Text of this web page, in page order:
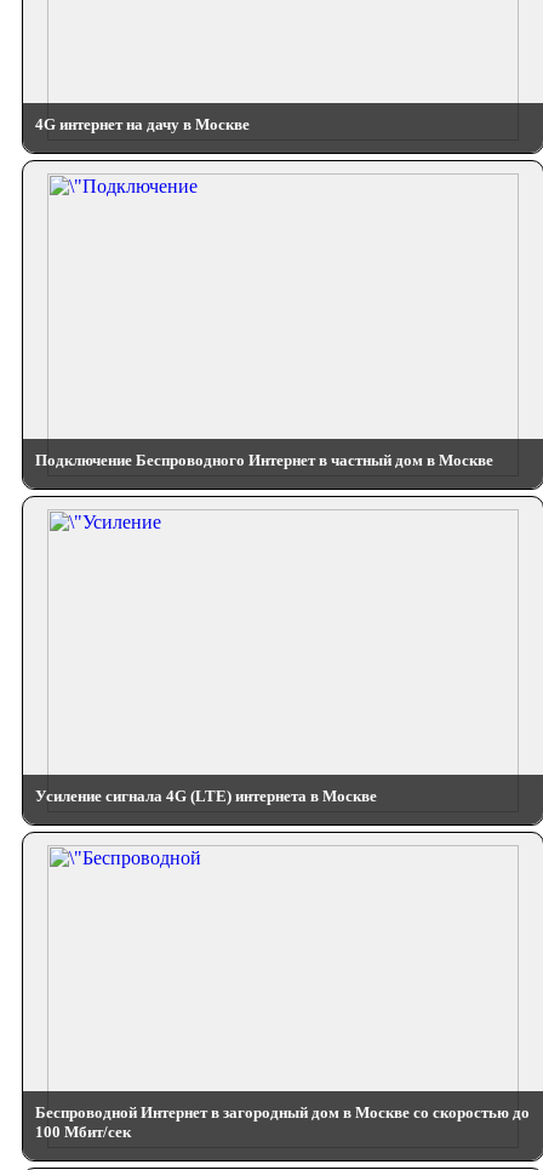
4G интернет на дачу в Москве
Подключение Беспроводного Интернет в частный дом в Москве
Усиление сигнала 4G (LTE) интернета в Москве
Беспроводной Интернет в загородный дом в Москве со скоростью до
100 Мбит/сек